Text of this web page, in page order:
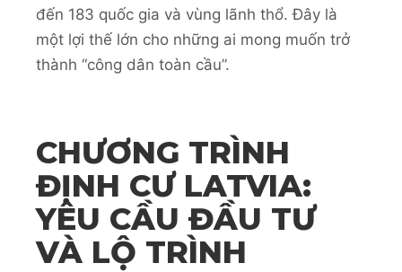
đến 183 quốc gia và vùng lãnh thổ. Đây là
một lợi thế lớn cho những ai mong muốn trở
thành “công dân toàn cầu”.
CHƯƠNG TRÌNH
ĐỊNH CƯ LATVIA:
YÊU CẦU ĐẦU TƯ
VÀ LỘ TRÌNH